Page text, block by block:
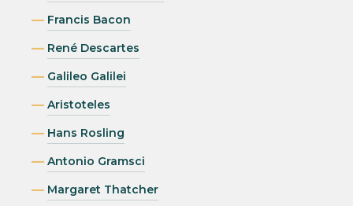
Francis Bacon
René Descartes
Galileo Galilei
Aristoteles
Hans Rosling
Antonio Gramsci
Margaret Thatcher